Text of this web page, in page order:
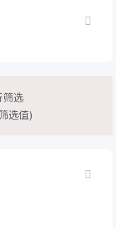
筛选
选值)